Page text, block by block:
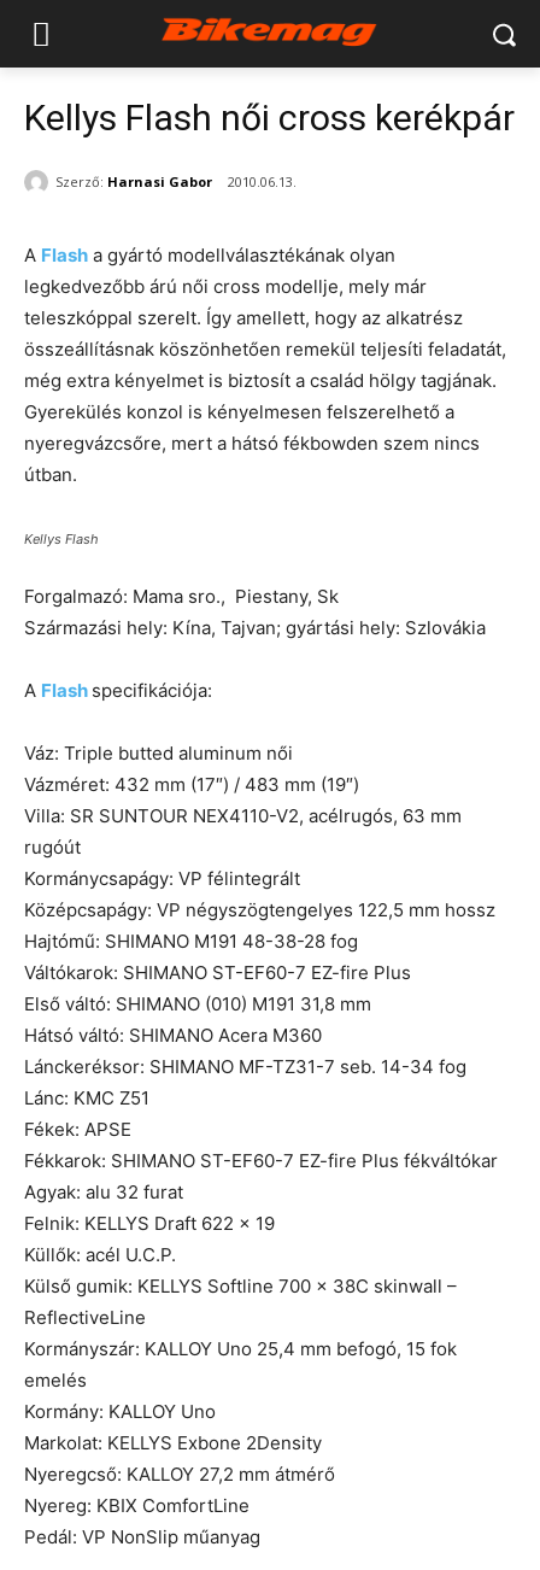
Kellys Flash női cross kerékpár
Szerző: Harnasi Gabor 2010.06.13.
A Flash a gyártó modellválasztékának olyan
legkedvezőbb árú női cross modellje, mely már
teleszkóppal szerelt. Így amellett, hogy az alkatrész
összeállításnak köszönhetően remekül teljesíti feladatát,
még extra kényelmet is biztosít a család hölgy tagjának.
Gyerekülés konzol is kényelmesen felszerelhető a
nyeregvázcsőre, mert a hátsó fékbowden szem nincs
útban.
Kellys Flash
Forgalmazó: Mama sro., Piestany, Sk
Származási hely: Kína, Tajvan; gyártási hely: Szlovákia
A Flash specifikációja:
Váz: Triple butted aluminum női
Vázméret: 432 mm (17″) / 483 mm (19″)
Villa: SR SUNTOUR NEX4110-V2, acélrugós, 63 mm
rugóút
Kormánycsapágy: VP félintegrált
Középcsapágy: VP négyszögtengelyes 122,5 mm hossz
Hajtómű: SHIMANO M191 48-38-28 fog
Váltókarok: SHIMANO ST-EF60-7 EZ-fire Plus
Első váltó: SHIMANO (010) M191 31,8 mm
Hátsó váltó: SHIMANO Acera M360
Lánckeréksor: SHIMANO MF-TZ31-7 seb. 14-34 fog
Lánc: KMC Z51
Fékek: APSE
Fékkarok: SHIMANO ST-EF60-7 EZ-fire Plus fékváltókar
Agyak: alu 32 furat
Felnik: KELLYS Draft 622 x 19
Küllők: acél U.C.P.
Külső gumik: KELLYS Softline 700 x 38C skinwall –
ReflectiveLine
Kormányszár: KALLOY Uno 25,4 mm befogó, 15 fok
emelés
Kormány: KALLOY Uno
Markolat: KELLYS Exbone 2Density
Nyeregcső: KALLOY 27,2 mm átmérő
Nyereg: KBIX ComfortLine
Pedál: VP NonSlip műanyag